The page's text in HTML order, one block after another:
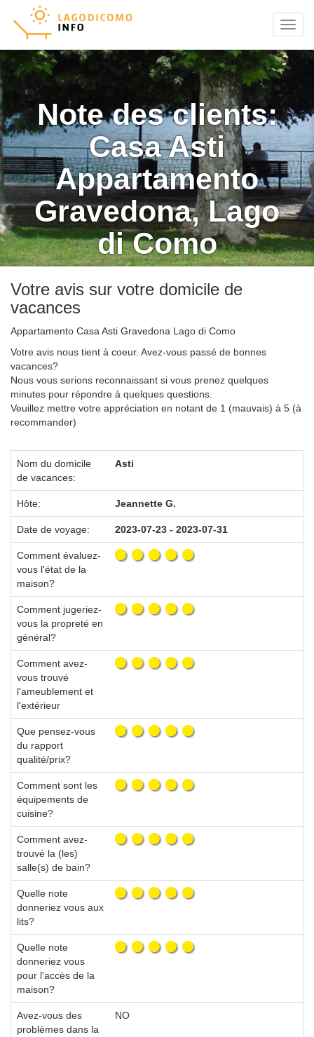
Menu
Note des clients:
Casa Asti
Appartamento
Gravedona, Lago
di Como
Votre avis sur votre domicile de
vacances
Appartamento Casa Asti Gravedona Lago di Como
Votre avis nous tient à coeur. Avez-vous passé de bonnes
vacances?
Nous vous serions reconnaissant si vous prenez quelques
minutes pour répondre à quelques questions.
Veuillez mettre votre appréciation en notant de 1 (mauvais) à 5 (à
recommander)
Nom du domicile
de vacances:
Asti
Hôte: Jeannette G.
Date de voyage: 2023-07-23 - 2023-07-31
Comment évaluez-
vous l'état de la
maison?
Comment jugeriez-
vous la propreté en
général?
Comment avez-
vous trouvé
l'ameublement et
l'extérieur
Que pensez-vous
du rapport
qualité/prix?
Comment sont les
équipements de
cuisine?
Comment avez-
trouvé la (les)
salle(s) de bain?
Quelle note
donneriez vous aux
lits?
Quelle note
donneriez vous
pour l'accès de la
maison?
Avez-vous des
problèmes dans la
NO